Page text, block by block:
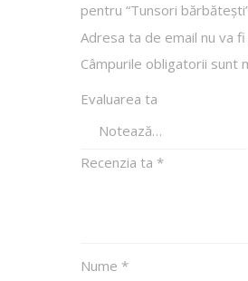
pentru “Tunsori
Adresa ta de email nu va fi
Câmpurile obligatorii sunt
Evaluarea ta
Recenzia ta *
Nume *